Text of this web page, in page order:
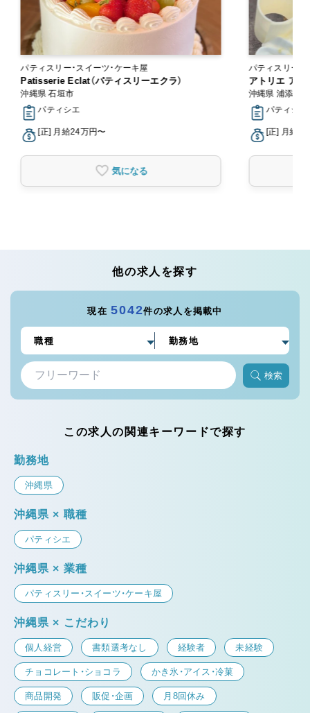
パティスリー・スイーツ・ケーキ屋
Patisserie Eclat（パティスリーエクラ）
沖縄県 石垣市
パティシエ
[正] 月給24万円〜
気になる
パティスリー・
アトリエ アン
沖縄県 浦添市
パティシエ
[正] 月給
他の求人を探す
現在5042件の求人を掲載中
検索
この求人の関連キーワードで探す
勤務地
沖縄県
沖縄県 × 職種
パティシエ
沖縄県 × 業種
パティスリー・スイーツ・ケーキ屋
沖縄県 × こだわり
個人経営 書類選考なし 経験者 未経験
チョコレート・ショコラ かき氷・アイス・冷菓
商品開発 販促・企画 月8回休み